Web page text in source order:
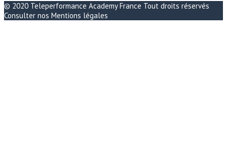
© 2020 Teleperformance Academy France Tout droits réservés
Consulter nos Mentions légales